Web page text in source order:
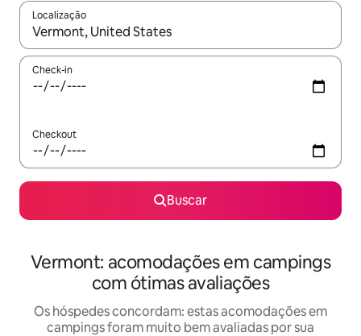
Localização
Quando os resultados estiverem disponíveis, explore-os
Check-in
Checkout
Buscar
Vermont: acomodações em campings
com ótimas avaliações
Os hóspedes concordam: estas acomodações em
campings foram muito bem avaliadas por sua